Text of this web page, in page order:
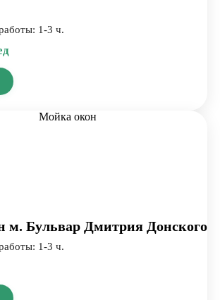
1-3 ч.
м. Бульвар Дмитрия Донского
1-3 ч.